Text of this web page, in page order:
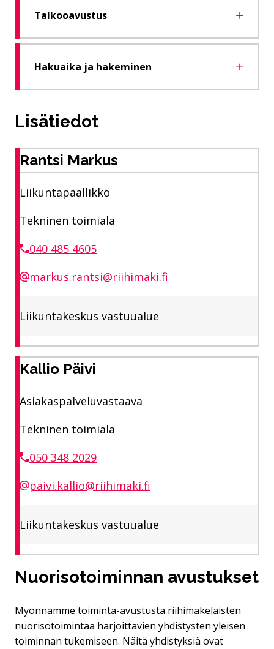
Talkooavustus
Hakuaika ja hakeminen
Lisätiedot
Rantsi Markus
Liikuntapäällikkö
Tekninen toimiala
040 485 4605
markus.rantsi@riihimaki.fi
Liikuntakeskus vastuualue
Kallio Päivi
Asiakaspalveluvastaava
Tekninen toimiala
050 348 2029
paivi.kallio@riihimaki.fi
Liikuntakeskus vastuualue
Nuorisotoiminnan avustukset
Myönnämme toiminta-avustusta riihimäkeläisten
nuorisotoimintaa harjoittavien yhdistysten yleisen
toiminnan tukemiseen. Näitä yhdistyksiä ovat